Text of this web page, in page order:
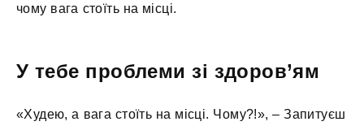
чому вага стоїть на місці.
У тебе проблеми зі здоров’ям
«Худею, а вага стоїть на місці. Чому?!», – Запитуєш